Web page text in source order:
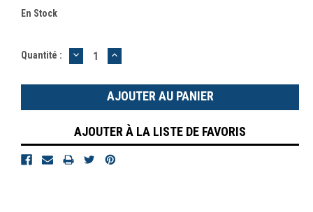
En Stock
Quantité : DIMINUER
LA
:
AUGMENTER
LA
:
AJOUTER À LA LISTE DE FAVORIS